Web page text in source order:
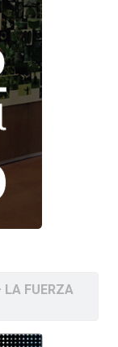
LA FUERZA